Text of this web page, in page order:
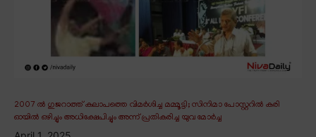
2007 ൽ ഗുജറാത്ത് കലാപത്തെ വിമർശിച്ച മമ്മൂട്ടി; സിനിമാ പോസ്റ്ററിൽ കരി
ഓയിൽ ഒഴിച്ചും അധിക്ഷേപിച്ചും അന്ന് പ്രതികരിച്ച യുവ മോർച്ച